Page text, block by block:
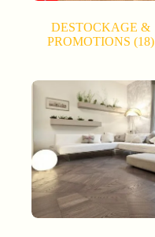
DESTOCKAGE &
PROMOTIONS (18)